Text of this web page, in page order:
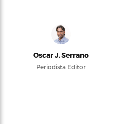
Oscar J. Serrano
Periodista Editor